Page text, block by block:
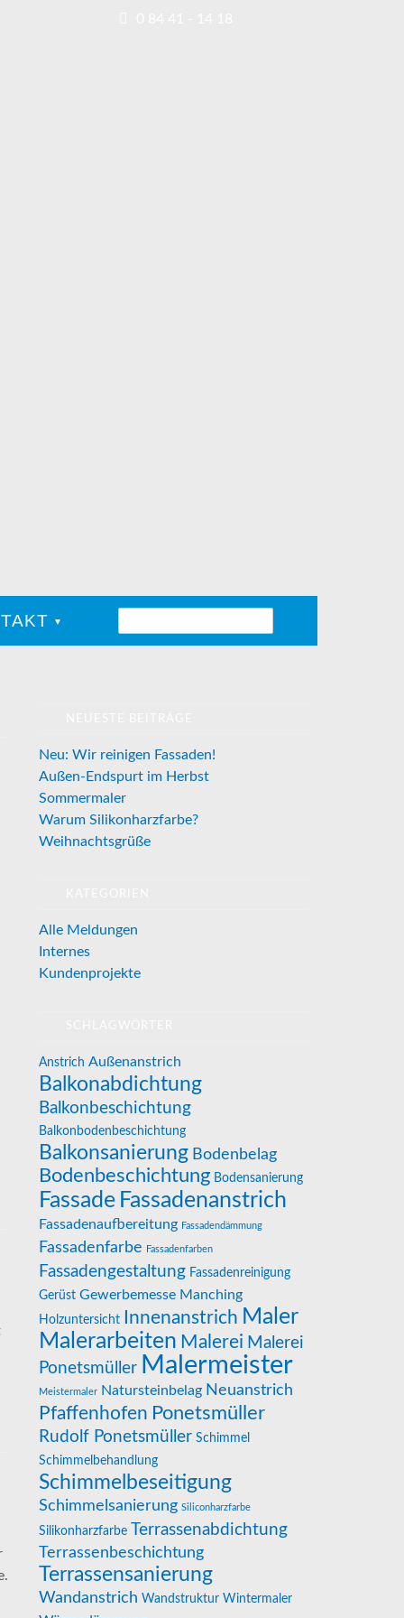
Neu: Wir reinigen Fassaden!
Außen-Endspurt im Herbst
Sommermaler
Warum Silikonharzfarbe?
Weihnachtsgrüße
Alle Meldungen
Internes
Kundenprojekte
Anstrich Außenanstrich
Balkonabdichtung
Balkonbeschichtung
Balkonbodenbeschichtung
Balkonsanierung Bodenbelag
Bodenbeschichtung Bodensanierung
Fassade Fassadenanstrich
Fassadenaufbereitung Fassadendämmung
Fassadenfarbe Fassadenfarben
Fassadengestaltung Fassadenreinigung
Gerüst Gewerbemesse Manching
Holzuntersicht Innenanstrich Maler
Malerarbeiten Malerei Malerei
Ponetsmüller Malermeister
Meistermaler Natursteinbelag Neuanstrich
Pfaffenhofen Ponetsmüller
Rudolf Ponetsmüller Schimmel
Schimmelbehandlung
Schimmelbeseitigung
Schimmelsanierung Siliconharzfarbe
Silikonharzfarbe Terrassenabdichtung
Terrassenbeschichtung
Terrassensanierung
Wandanstrich Wandstruktur Wintermaler